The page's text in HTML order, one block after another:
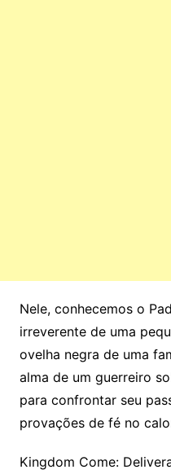
Nele, conhecemos o
irreverente de uma
ovelha negra de uma
alma de um guerreiro
para confrontar seu
provações de fé no
Kingdom Come: